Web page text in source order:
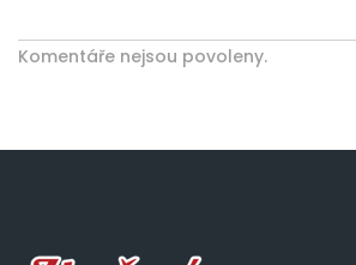
Komentáře nejsou povoleny.